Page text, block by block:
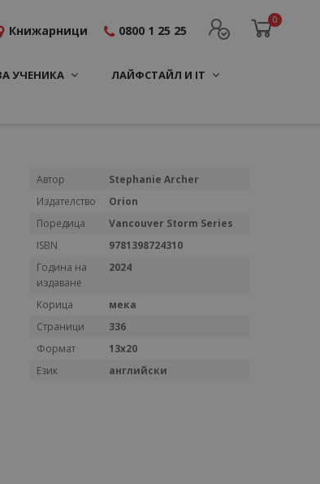
0
Книжарници 0800 1 25 25
УЧЕНИКА ЛАЙФСТАЙЛ И IT
Повече
Автор
Stephanie Archer
Издателство
Orion
Поредица
Vancouver Storm Series
ISBN
9781398724310
Година на
издаване
2024
Корица
мека
Страници
336
Формат
13x20
Език
английски